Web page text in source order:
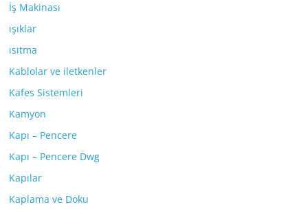
İş Makinası
ışıklar
ısıtma
Kablolar ve iletkenler
Kafes Sistemleri
Kamyon
Kapı – Pencere
Kapı – Pencere Dwg
Kapılar
Kaplama ve Doku